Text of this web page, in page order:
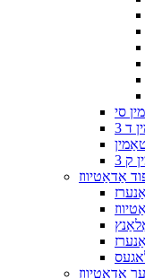
סי
ד 3
ק 3
אַדאַטיווז
אַדאַטיווז